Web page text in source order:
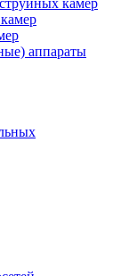
камер
аппараты